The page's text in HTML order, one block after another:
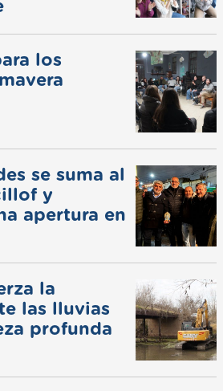
los
se suma al
y
apertura en
la
las lluvias
profunda